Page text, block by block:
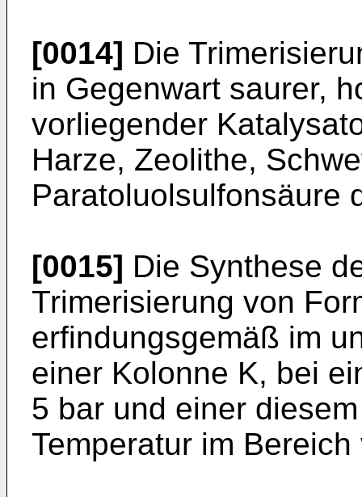
[0014] Die
in Gegenwart saurer,
vorliegender
Harze, Zeolithe,
Paratoluolsulfonsäure
[0015] Die Synthese
Trimerisierung von
erfindungsgemäß im
einer Kolonne K, bei
5 bar und einer
Temperatur im